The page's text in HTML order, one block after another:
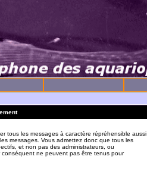
tous les messages à caractère répréhensible aussi
messages. Vous admettez donc que tous les
et non pas des administrateurs, ou
ne peuvent pas être tenus pour